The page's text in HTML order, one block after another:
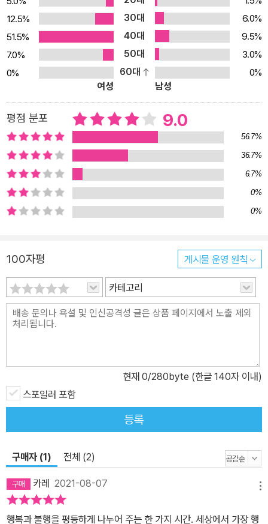
아픔을 치유하며 한 단계 성숙해 가는지 보여 준다. 마르탱 파주는 어
른들의 위선과 왜곡된 교육, 세상의 폭력과 부조리를 신랄하게 풍자
하면서도, 이야기 여기저기에 대안이라고 생각하는 ‘아름다운 것’들
을 심어 놓는다. 예컨대 지루할 것만 같았던 수학의 재밌는 본질이라
든가 옳다고 믿는 것을 향해 행동하는 것, 친구가 잘못되는 것을 막으
려는 우정의 힘 그리고 조언을 구할 수 있는 믿음직한 어른의 존재 같
국면을 깨닫는다. 다 가진 것만 같았던 그 애들도 나름의 불행과 고초
를 안고 있다. 부적응자 클럽 아이들은 자신들 외의 타인의 삶에도 관
심을 두게 됨으로써 연대감과 책임 의식이 생겨났다. 그리하여 세상
과 화해하고 세상을 변화시킬 힘을 얻었다. 자신을 온전히 받아들이
고 미래에의 희망을 가질 수 있었다. 작가가 마르탱 아빠의 목소리를
빌어 말한, 불공평해 보이는 세상을 살아가는 한 가지 힌트처럼 아이
은 스스로 기쁨과 행복을 만들 수 있음을 이제는 안다. 삶은 다시 시작
된다. 지금부터는 다른 시선으로. 아무도 나의 편이 되어 주지 않는다
고 생각하는 청소년이 있다면 이 책을 읽는 것만으로도 더없이 사실
적인 우정의 기운을 전해 받을 수 있을 것이다.
12.5%
30대
6.0%
51.5%
40대
9.5%
7.0%
50대
3.0%
0%
60대
0%
여성
남성
평점 분포 9.0
56.7%
36.7%
6.7%
0%
0%
100자평 게시물 운영 원칙
카테고리
현재 0/280byte (한글 140자 이내)
스포일러 포함
등록
구매자 (1) 전체 (2)
카레 2021-08-07
행복과 불행을 평등하게 나누어 주는 한 가지 시간. 세상에서 가장 행